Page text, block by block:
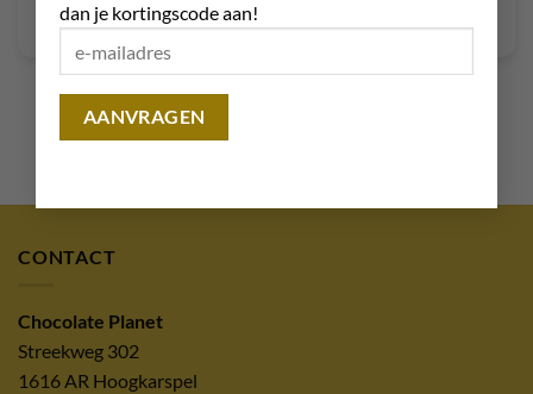
dan je kortingscode aan!
CONTACT
Chocolate Planet
Streekweg 302
1616 AR Hoogkarspel